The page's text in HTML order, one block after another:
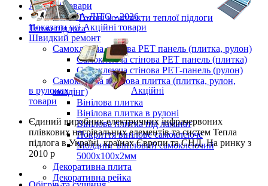
Акційні товари
ВЕСНА-ЛІТО - 2026
Показати усі Акційні товари
Швидкий ремонт
Самоклеюча стінова PET панель (плитка, рулон)
Самоклеюча стінова PET панель (плитка)
Самоклеюча стінова РЕТ-панель (рулон)
Самоклеюча вінілова плитка (плитка, рулон,
молдінг)
Вінілова плитка
Вінілова плитка в рулоні
Вінілова плитка під ламінат
Покриття вінілове самоклеюче
Молдинг вініловий самоклеючий
5000х100х2мм
Декоративна плита
Декоративна рейка
Готові комплекти теплої підлоги
Тепла підлога
в рулонах
Акційні
товари
Єдиний виробникелектричних інфрачервоних
плівкових нагрівальних елементів та систем Тепла
підлога в Україні, країнах Європи та СНД.На ринку з
2010 р